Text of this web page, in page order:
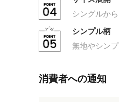
シングルか
シンプル柄
無地やシン
消費者への通知